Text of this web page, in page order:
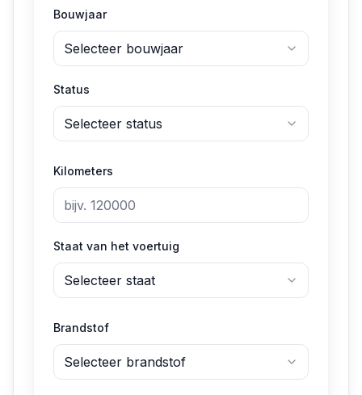
Bouwjaar
Selecteer bouwjaar
Status
Selecteer status
Kilometers
Staat van het voertuig
Selecteer staat
Brandstof
Selecteer brandstof